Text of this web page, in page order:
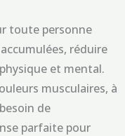
toute personne
réduire
et mental.
musculaires, à
de
parfaite pour